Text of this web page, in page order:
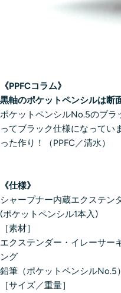
《PPFCコラム》
黒軸のポケットペンシルは断
ポケットペンシルNo.5のブラ
ってブラック仕様になってい
った作り！（PPFC／清水）
《仕様》
シャープナー内蔵エクステン
(ポケットペンシル1本入)
［素材］
エクステンダー・イレーサー
ング
鉛筆（ポケットペンシルNo.5
［サイズ／重量］